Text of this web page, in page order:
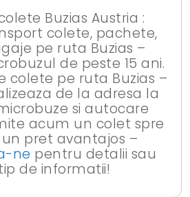
Buzias Austria :
colete, pachete,
pe ruta Buzias –
de peste 15 ani.
colete pe ruta Buzias –
de la adresa la
si autocare
acum un colet spre
pret avantajos –
ne pentru detalii sau
de informatii!